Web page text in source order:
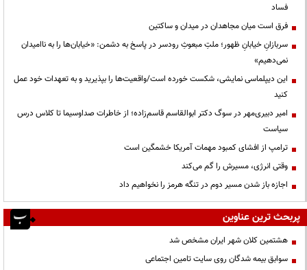
فساد
فرق است میان مجاهدان در میدان و ساکتین
سربازانِ خیابانِ ظهور؛ ملتِ مبعوثِ رودسر در پاسخ به دشمن: «خیابان‌ها را به ناامیدان
نمی‌دهیم»
این دیپلماسی نمایشی، شکست خورده است/واقعیت‌ها را بپذیرید و به تعهدات خود عمل
کنید
امیر دبیری‌مهر در سوگ دکتر ابوالقاسم قاسم‌زاده؛ از خاطرات صداوسیما تا کلاس درس
سیاست
ترامپ از افشای کمبود مهمات آمریکا خشمگین است
وقتی انرژی، مسیرش را گم می‌کند
اجازه باز شدن مسیر دوم در تنگه هرمز را نخواهیم داد
پربحث ترین عناوین
هشتمین کلان شهر ایران مشخص شد
سوابق بیمه شدگان روی سایت تامین اجتماعی